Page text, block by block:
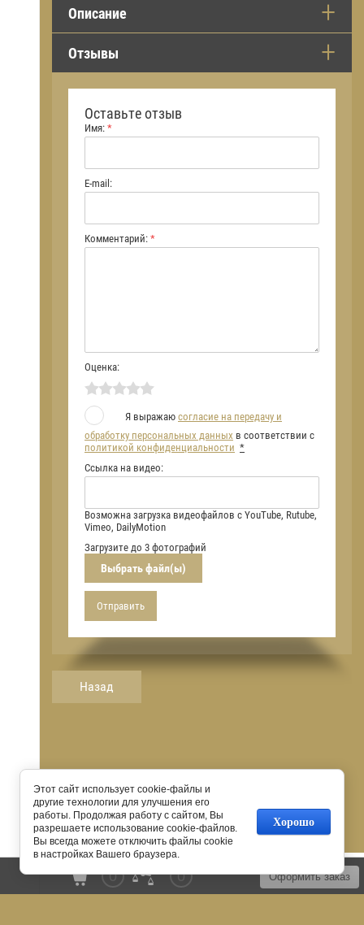
Описание
Отзывы
Оставьте отзыв
Имя: *
E-mail:
Комментарий: *
Оценка:
Я выражаю согласие на передачу и
обработку персональных данных в соответствии с
политикой конфиденциальности *
Ссылка на видео:
Возможна загрузка видеофайлов с YouTube, Rutube,
Vimeo, DailyMotion
Загрузите до 3 фотографий
Выбрать файл(ы)
Отправить
Назад
Оформить заказ
0 0
Этот сайт использует cookie-файлы и
другие технологии для улучшения его
работы. Продолжая работу с сайтом, Вы
разрешаете использование cookie-файлов.
Вы всегда можете отключить файлы cookie
в настройках Вашего браузера.
Хорошо